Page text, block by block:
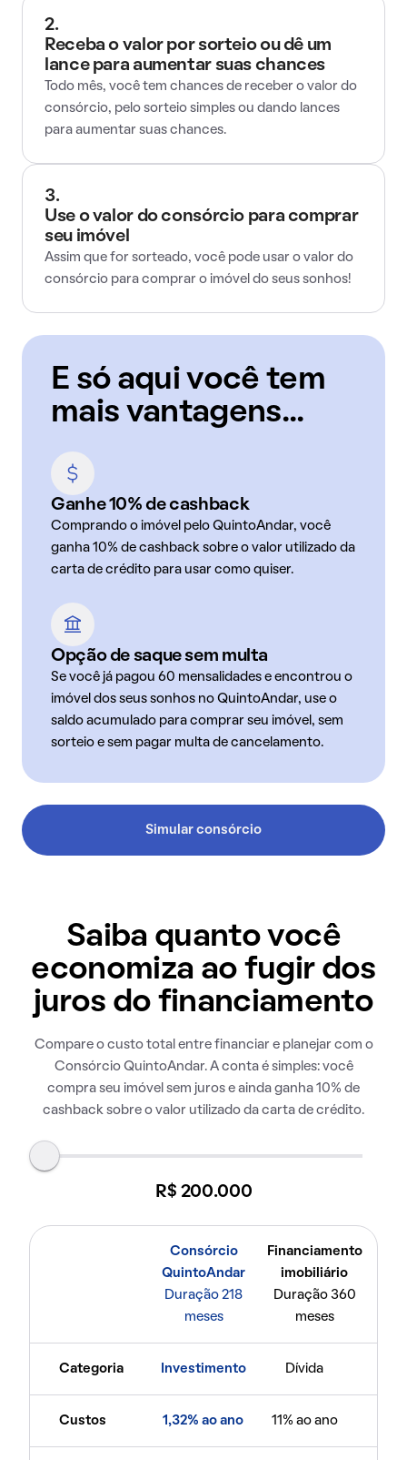
2.
Receba o valor por sorteio ou dê um
lance para aumentar suas chances
Todo mês, você tem chances de receber o valor do
consórcio, pelo sorteio simples ou dando lances
para aumentar suas chances.
3.
Use o valor do consórcio para comprar
seu imóvel
Assim que for sorteado, você pode usar o valor do
consórcio para comprar o imóvel do seus sonhos!
E só aqui você tem
mais vantagens...
Ganhe 10% de cashback
Comprando o imóvel pelo QuintoAndar, você
ganha 10% de cashback sobre o valor utilizado da
carta de crédito para usar como quiser.
Opção de saque sem multa
Se você já pagou 60 mensalidades e encontrou o
imóvel dos seus sonhos no QuintoAndar, use o
saldo acumulado para comprar seu imóvel, sem
sorteio e sem pagar multa de cancelamento.
Simular consórcio
Saiba quanto você
economiza ao fugir dos
juros do financiamento
Compare o custo total entre financiar e planejar com o
Consórcio QuintoAndar. A conta é simples: você
compra seu imóvel sem juros e ainda ganha 10% de
cashback sobre o valor utilizado da carta de crédito.
R$ 200.000
Consórcio
QuintoAndar
Duração 218
meses
Financiamento
imobiliário
Duração 360
meses
Categoria Investimento Dívida
Custos 1,32% ao ano 11% ao ano